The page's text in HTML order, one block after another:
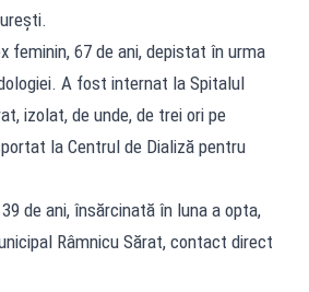
feminin, 67 de ani, depistat în urma
A fost internat la Spitalul
izolat, de unde, de trei ori pe
la Centrul de Dializă pentru
de ani, însărcinată în luna a opta,
Râmnicu Sărat, contact direct